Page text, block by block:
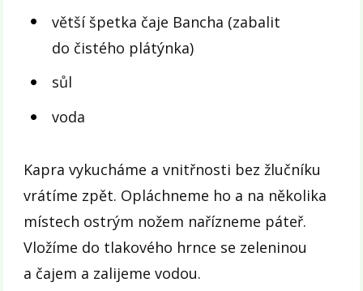
větší špetka čaje Bancha (zabalit
do čistého plátýnka)
sůl
voda
Kapra vykucháme a vnitřnosti bez žlučníku
vrátíme zpět. Opláchneme ho a na několika
místech ostrým nožem nařízneme páteř.
Vložíme do tlakového hrnce se zeleninou
a čajem a zalijeme vodou.